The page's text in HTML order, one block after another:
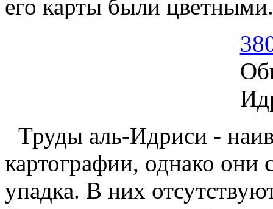
его карты были цветными.
Труды аль-Идриси -
картографии, однако они
упадка. В них